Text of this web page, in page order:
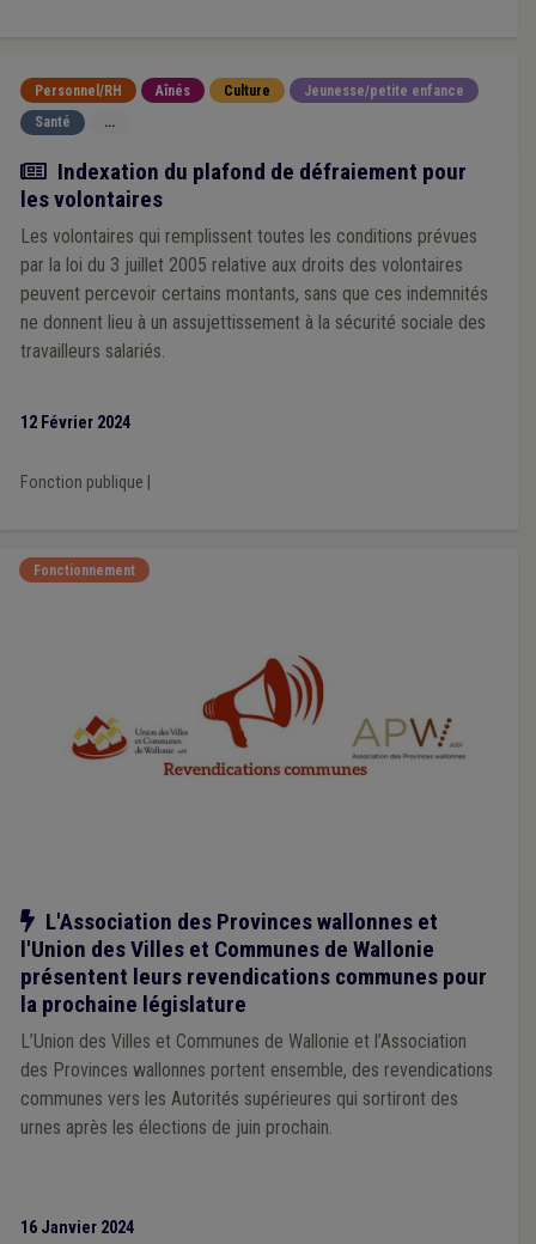
Personnel/RH Aînés Culture
Jeunesse/petite enfance
Santé
...
Actualité
Indexation du plafond de défraiement pour
les volontaires
Les volontaires qui remplissent toutes les conditions prévues
par la loi du 3 juillet 2005 relative aux droits des volontaires
peuvent percevoir certains montants, sans que ces indemnités
ne donnent lieu à un assujettissement à la sécurité sociale des
travailleurs salariés.
12 Février 2024
Fonction publique
Fonctionnement
Notre action
L'Association des Provinces wallonnes et
l'Union des Villes et Communes de Wallonie
présentent leurs revendications communes pour
la prochaine législature
L’Union des Villes et Communes de Wallonie et l’Association
des Provinces wallonnes portent ensemble, des revendications
communes vers les Autorités supérieures qui sortiront des
urnes après les élections de juin prochain.
16 Janvier 2024